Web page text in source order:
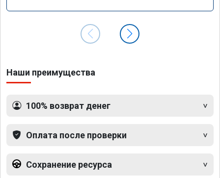
Наши преимущества
100% возврат денег
Оплата после проверки
Сохранение ресурса